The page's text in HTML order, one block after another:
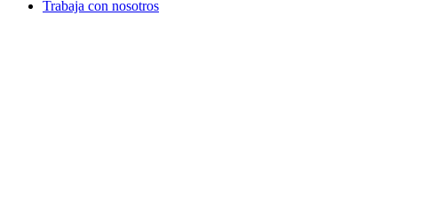
Trabaja con nosotros